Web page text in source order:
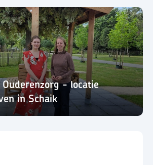
Ouderenzorg - locatie
in Schaik